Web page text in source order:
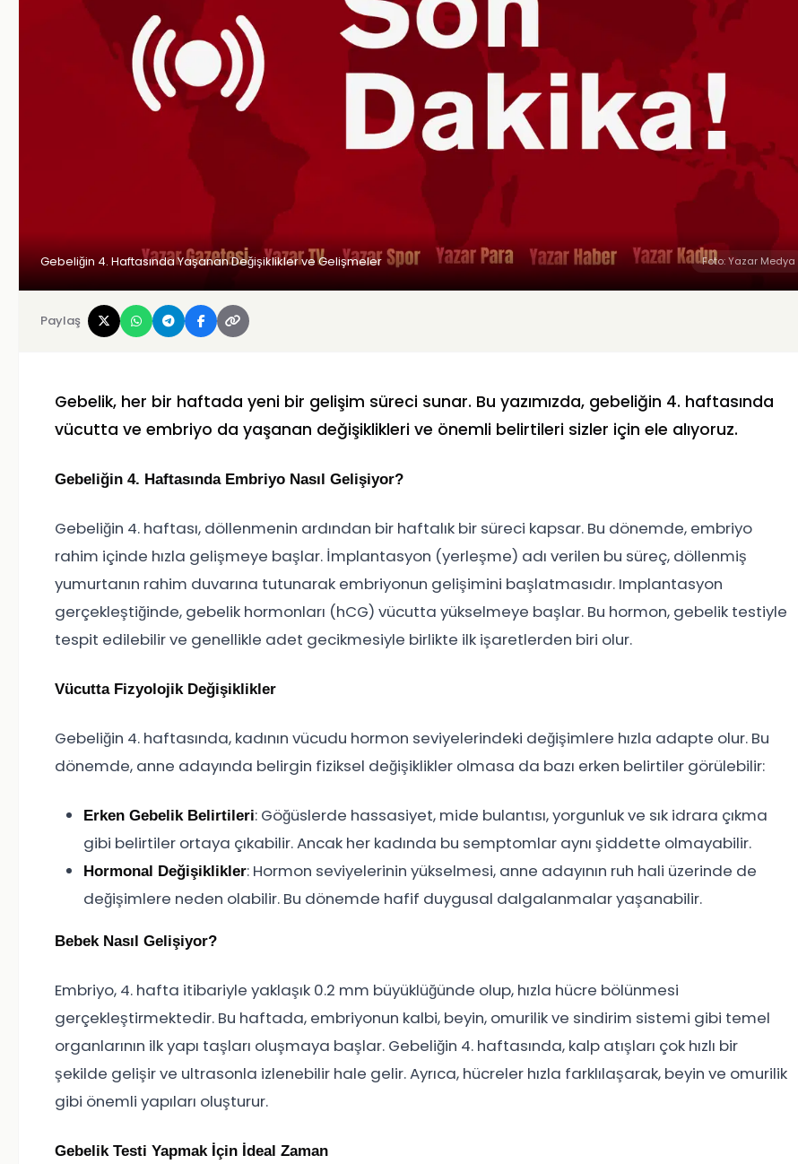
Gebeliğin 4. Haftasında Yaşanan Değişiklikler ve Gelişmeler Foto: Yazar Medya
Paylaş
Gebelik, her bir haftada yeni bir gelişim süreci sunar. Bu yazımızda, gebeliğin 4. haftasında
vücutta ve embriyo da yaşanan değişiklikleri ve önemli belirtileri sizler için ele alıyoruz.
Gebeliğin 4. Haftasında Embriyo Nasıl Gelişiyor?
Gebeliğin 4. haftası, döllenmenin ardından bir haftalık bir süreci kapsar. Bu dönemde, embriyo
rahim içinde hızla gelişmeye başlar. İmplantasyon (yerleşme) adı verilen bu süreç, döllenmiş
yumurtanın rahim duvarına tutunarak embriyonun gelişimini başlatmasıdır. Implantasyon
gerçekleştiğinde, gebelik hormonları (hCG) vücutta yükselmeye başlar. Bu hormon, gebelik testiyle
tespit edilebilir ve genellikle adet gecikmesiyle birlikte ilk işaretlerden biri olur.
Vücutta Fizyolojik Değişiklikler
Gebeliğin 4. haftasında, kadının vücudu hormon seviyelerindeki değişimlere hızla adapte olur. Bu
dönemde, anne adayında belirgin fiziksel değişiklikler olmasa da bazı erken belirtiler görülebilir:
Erken Gebelik Belirtileri: Göğüslerde hassasiyet, mide bulantısı, yorgunluk ve sık idrara çıkma
gibi belirtiler ortaya çıkabilir. Ancak her kadında bu semptomlar aynı şiddette olmayabilir.
Hormonal Değişiklikler: Hormon seviyelerinin yükselmesi, anne adayının ruh hali üzerinde de
değişimlere neden olabilir. Bu dönemde hafif duygusal dalgalanmalar yaşanabilir.
Bebek Nasıl Gelişiyor?
Embriyo, 4. hafta itibariyle yaklaşık 0.2 mm büyüklüğünde olup, hızla hücre bölünmesi
gerçekleştirmektedir. Bu haftada, embriyonun kalbi, beyin, omurilik ve sindirim sistemi gibi temel
organlarının ilk yapı taşları oluşmaya başlar. Gebeliğin 4. haftasında, kalp atışları çok hızlı bir
şekilde gelişir ve ultrasonla izlenebilir hale gelir. Ayrıca, hücreler hızla farklılaşarak, beyin ve omurilik
gibi önemli yapıları oluşturur.
Gebelik Testi Yapmak İçin İdeal Zaman